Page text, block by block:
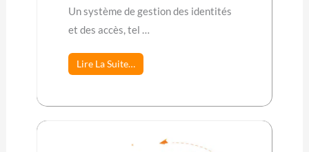
Un système de gestion des identités
et des accès, tel …
Lire La Suite…